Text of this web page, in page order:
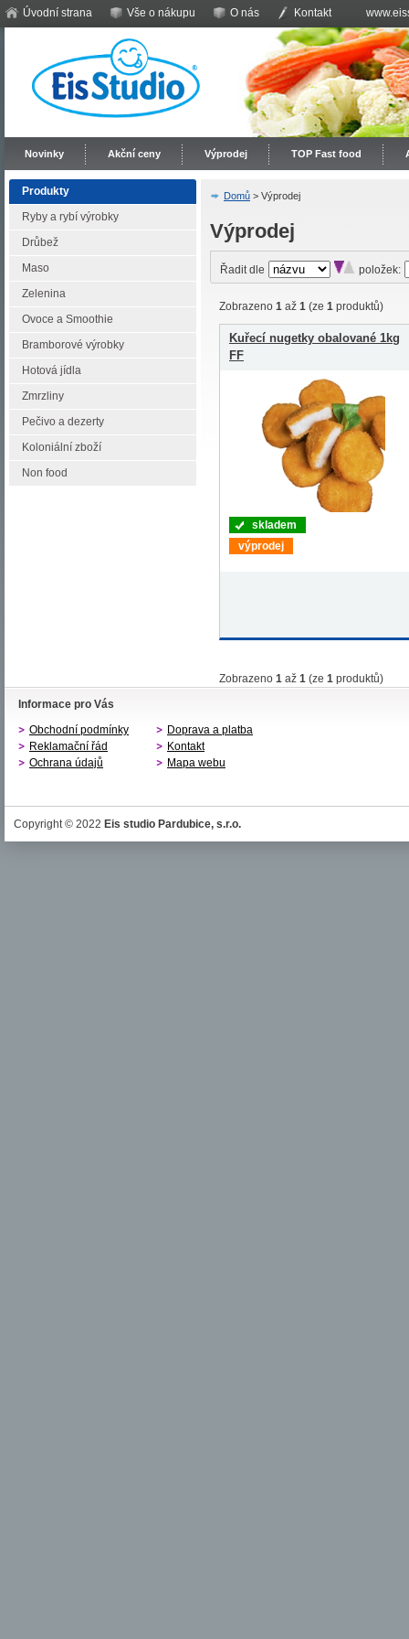
Úvodní strana Vše o nákupu O nás Kontakt
Novinky Akční ceny Výprodej TOP Fast food
Produkty
Ryby a rybí výrobky
Drůbež
Maso
Zelenina
Ovoce a Smoothie
Bramborové výrobky
Hotová jídla
Zmrzliny
Pečivo a dezerty
Koloniální zboží
Non food
Domů > Výprodej
Výprodej
Řadit dle položek:
Zobrazeno 1 až 1 (ze 1 produktů)
Kuřecí nugetky obalované 1kg
FF
skladem
výprodej
Zobrazeno 1 až 1 (ze 1 produktů)
Informace pro Vás
Obchodní podmínky
Reklamační řád
Ochrana údajů
Doprava a platba
Kontakt
Mapa webu
Copyright © 2022 Eis studio Pardubice, s.r.o.